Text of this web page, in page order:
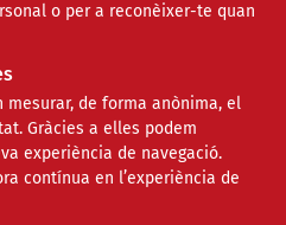
o per a reconèixer-te quan
de forma anònima, el
Gràcies a elles podem
experiència de navegació.
contínua en l’experiència de
sobre la
festes majors